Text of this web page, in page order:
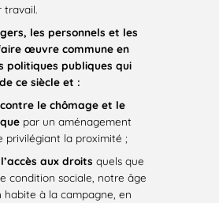
travail.
les personnels et les
œuvre commune en
politiques publiques qui
ce siècle et :
le chômage et le
par un aménagement
privilégiant la proximité ;
aux droits quels que
condition sociale, notre âge
habite à la campagne, en